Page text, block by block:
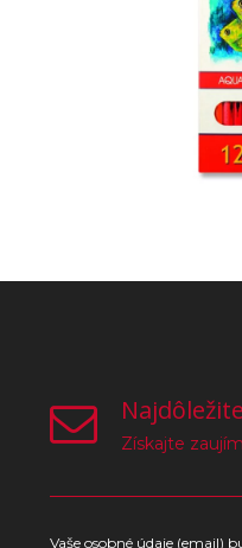
Získajte
Vaše osobné údaje (email)